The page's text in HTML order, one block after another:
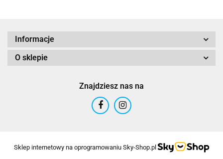
Informacje
O sklepie
Znajdziesz nas na
Sklep internetowy na oprogramowaniu Sky-Shop.pl